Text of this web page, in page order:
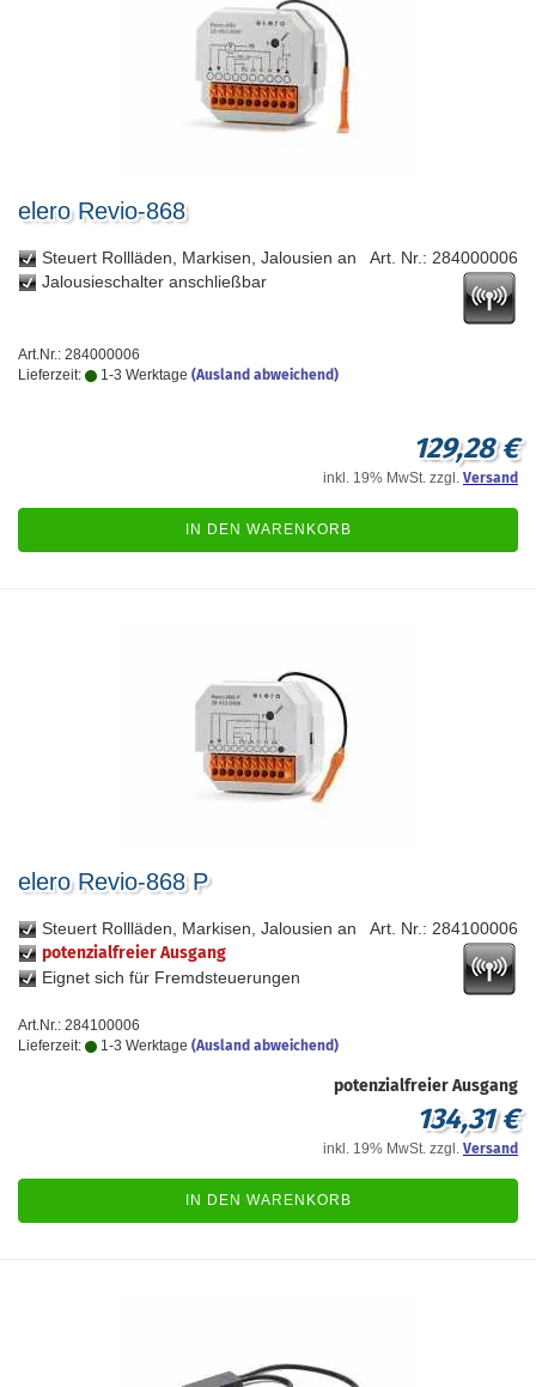
elero Revio-868
Steuert Rollläden, Markisen, Jalousien an
Jalousieschalter anschließbar
Art. Nr.: 284000006
Art.Nr.: 284000006
Lieferzeit:
1-3 Werktage (Ausland abweichend)
129,28 €
inkl. 19% MwSt. zzgl. Versand
IN DEN WARENKORB
elero Revio-868 P
Steuert Rollläden, Markisen, Jalousien an
potenzialfreier Ausgang
Eignet sich für Fremdsteuerungen
Art. Nr.: 284100006
Art.Nr.: 284100006
Lieferzeit:
1-3 Werktage (Ausland abweichend)
potenzialfreier Ausgang
134,31 €
inkl. 19% MwSt. zzgl. Versand
IN DEN WARENKORB